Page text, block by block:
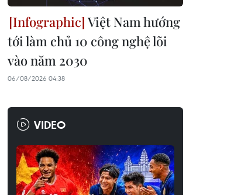
Việt Nam hướng
tới làm chủ 10 công nghệ lõi
vào năm 2030
06/08/2026 04:38
VIDEO